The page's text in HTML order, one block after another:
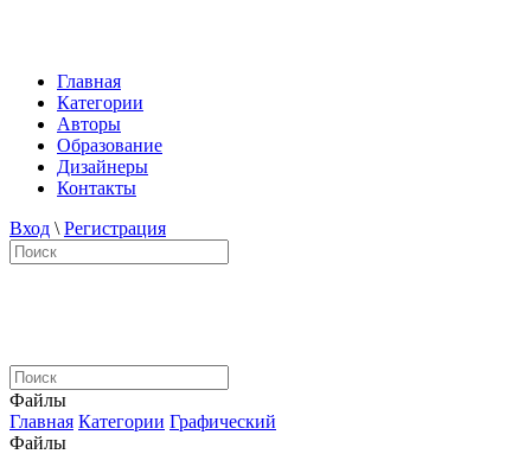
Главная
Категории
Авторы
Образование
Дизайнеры
Контакты
Вход \ Регистрация
Файлы
Главная Категории Графический
Файлы